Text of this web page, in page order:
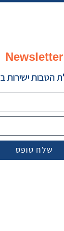
Newsletter
הטבות ישירות
שלח טופס